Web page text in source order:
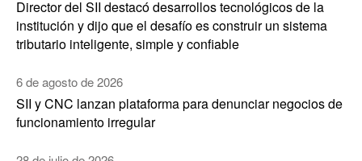
Director del SII destacó desarrollos tecnológicos de la
institución y dijo que el desafío es construir un sistema
tributario inteligente, simple y confiable
6 de agosto de 2026
SII y CNC lanzan plataforma para denunciar negocios de
funcionamiento irregular